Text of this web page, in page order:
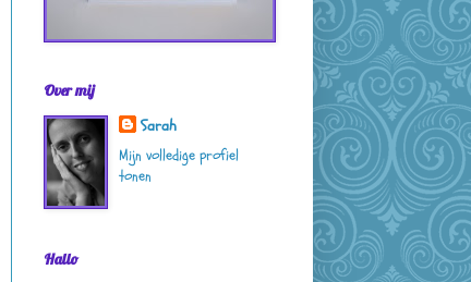
Over mij
Sarah
Mijn volledige profiel
tonen
Hallo